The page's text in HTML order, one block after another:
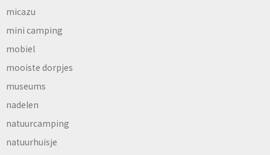
micazu
mini camping
mobiel
mooiste dorpjes
museums
nadelen
natuurcamping
natuurhuisje